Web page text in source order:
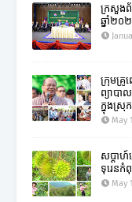
ក្រសួងព័
ឆ្នាំ២០
ក្រុមគ្រូ
ព្យាបា
ក្នុងស្រុ
May
សប្តា
ទុរេនកំ
May